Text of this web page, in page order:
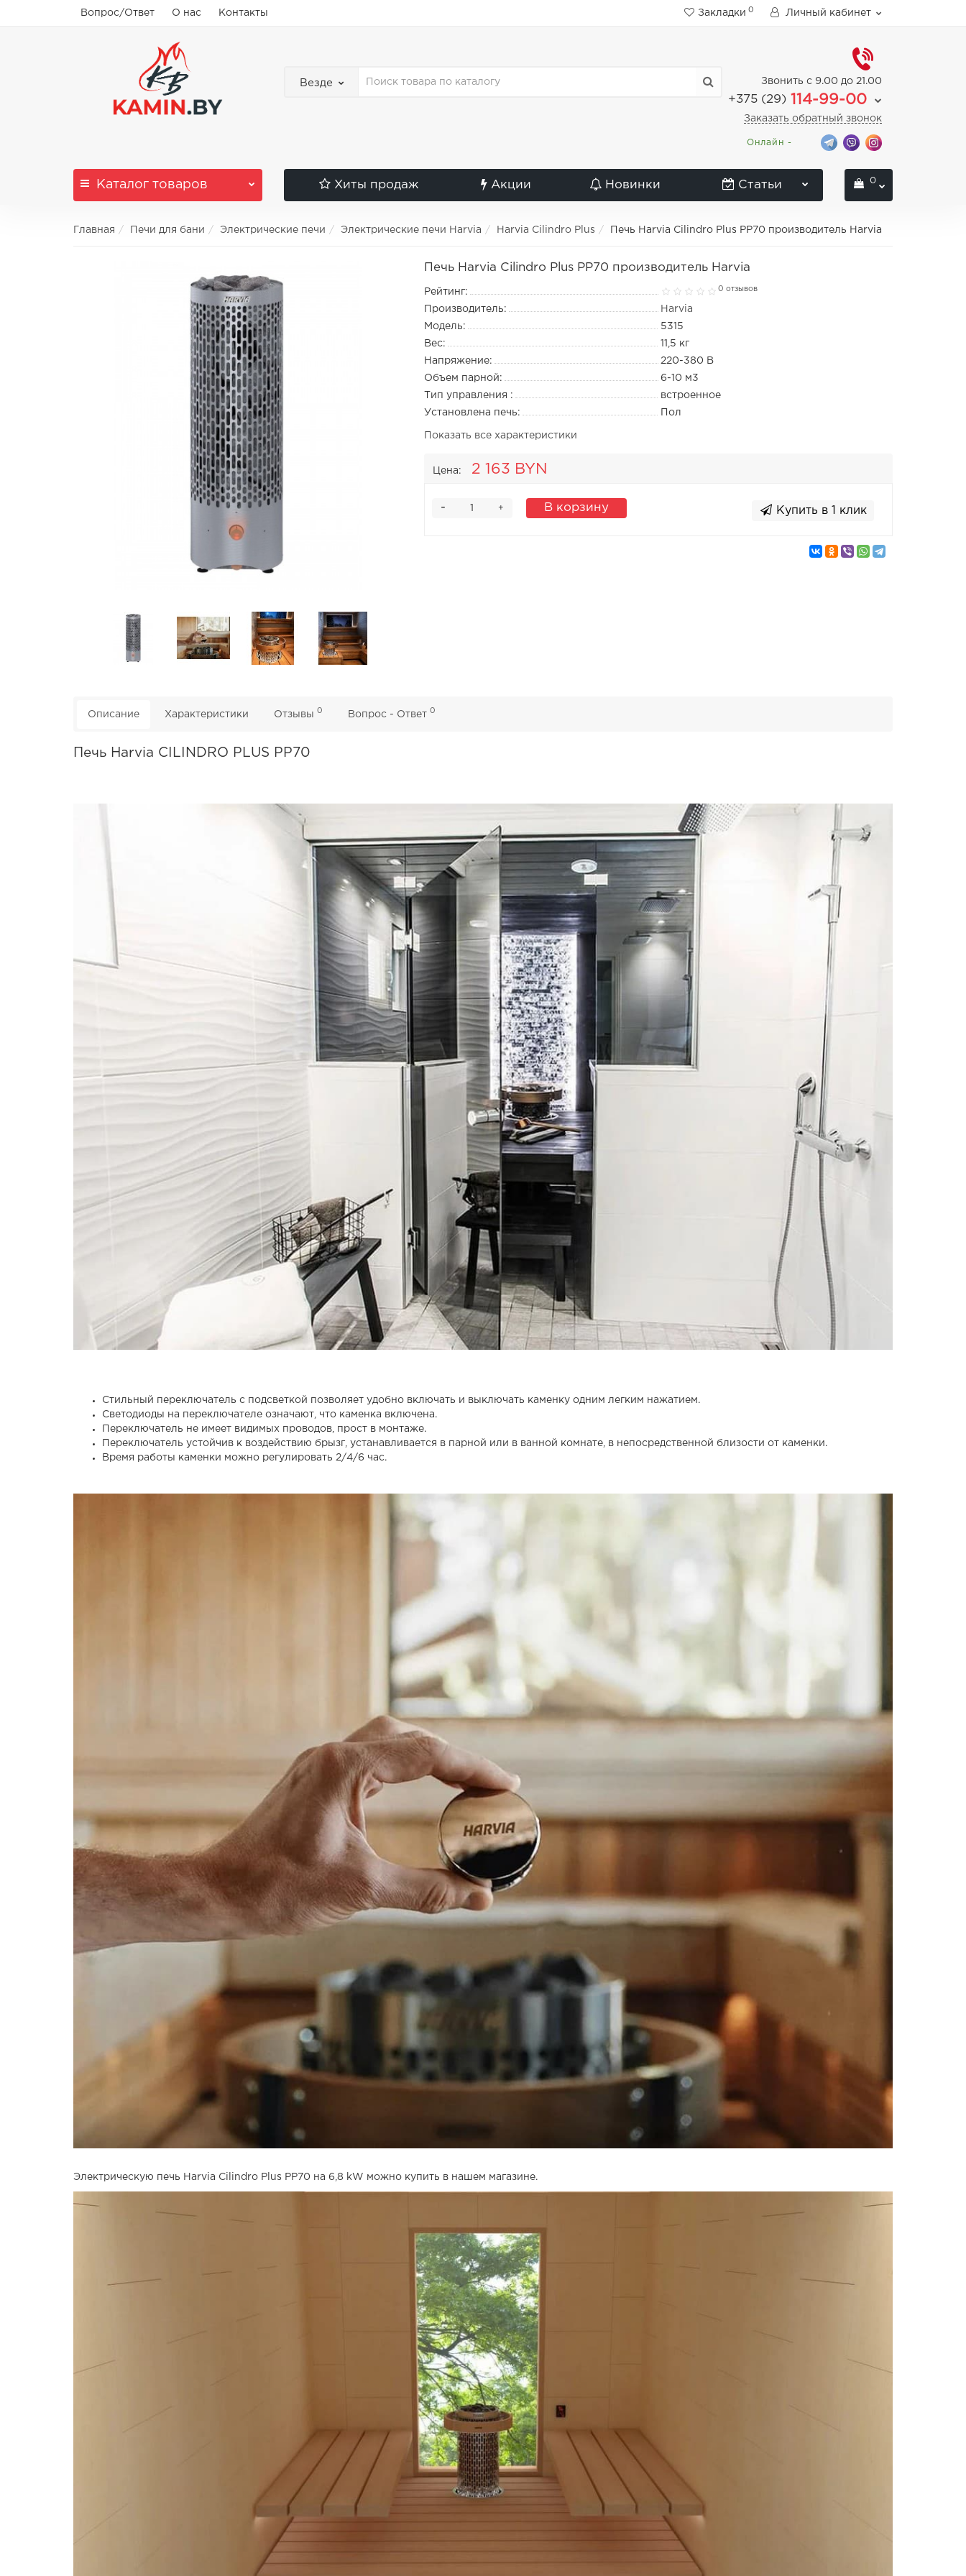
Вопрос/Ответ О нас Контакты Закладки 0 Личный кабинет
Везде Звонить с 9.00 до 21.00
+375 (29) 114-99-00
Заказать обратный звонок
Онлайн -
Каталог товаров Хиты продаж Акции Новинки Статьи 0
Главная Печи для бани Электрические печи Электрические печи Harvia Harvia Cilindro Plus Печь Harvia Cilindro Plus PP70 производитель Harvia
Печь Harvia Cilindro Plus PP70 производитель Harvia
Рейтинг: 0 отзывов
Производитель:
Harvia
Модель:
5315
Вес:
11,5 кг
Напряжение:
220-380 В
Объем парной:
6-10 м3
Тип управления :
встроенное
Установлена печь:
Пол
Показать все характеристики
Цена: 2 163 BYN
+
- В корзину Купить в 1 клик
Описание Характеристики Отзывы 0 Вопрос - Ответ 0
Печь Harvia CILINDRO PLUS PP70
Стильный переключатель с подсветкой позволяет удобно включать и выключать каменку одним легким нажатием.
Светодиоды на переключателе означают, что каменка включена.
Переключатель не имеет видимых проводов, прост в монтаже.
Переключатель устойчив к воздействию брызг, устанавливается в парной или в ванной комнате, в непосредственной близости от каменки.
Время работы каменки можно регулировать 2/4/6 час.
Электрическую печь Harvia Cilindro Plus PP70 на 6,8 kW можно купить в нашем магазине.